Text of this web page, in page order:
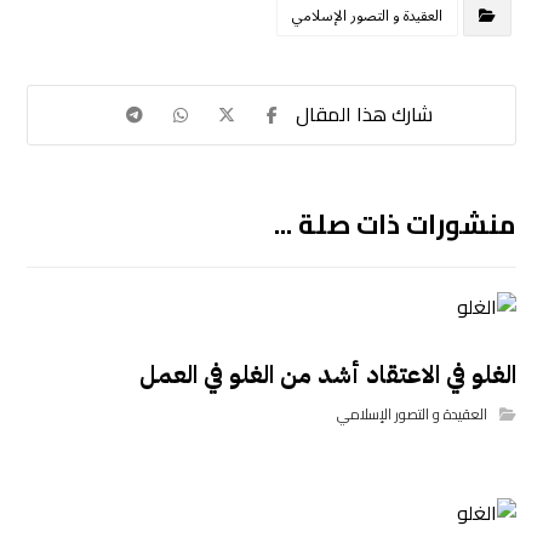
العقيدة و التصور الإسلامي
منشورات ذات صلة ...
الغلو في الاعتقاد أشد من الغلو في العمل
العقيدة و التصور الإسلامي